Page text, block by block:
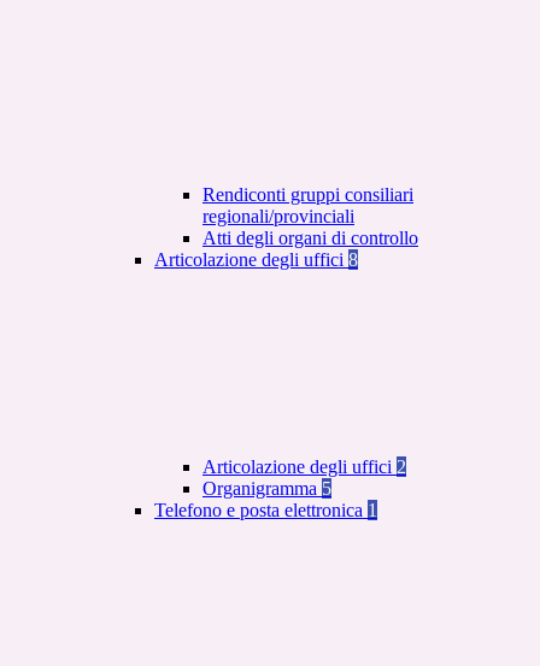
Rendiconti gruppi consiliari
regionali/provinciali
Atti degli organi di controllo
Articolazione degli uffici 8
Articolazione degli uffici 2
Organigramma 5
Telefono e posta elettronica 1